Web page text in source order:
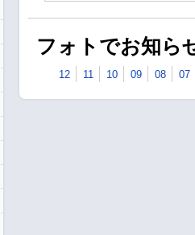
フォトでお知ら
12 11 10 09 08 07